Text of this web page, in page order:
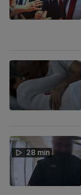
28 min